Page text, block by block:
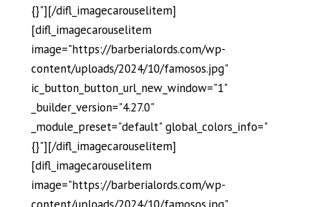
{}"][/difl_imagecarouselitem]
[difl_imagecarouselitem
image="https://barberialords.com/wp-
content/uploads/2024/10/famosos.jpg"
ic_button_button_url_new_window="1"
_builder_version="4.27.0"
_module_preset="default" global_colors_info="
{}"][/difl_imagecarouselitem]
[difl_imagecarouselitem
image="https://barberialords.com/wp-